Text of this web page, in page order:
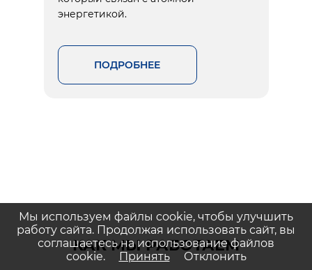
энергетикой.
ПОДРОБНЕЕ
КАК МЫ РАБОТАЕМ
Мы используем файлы cookie, чтобы улучшить
работу сайта. Продолжая использовать сайт, вы
соглашаетесь на использование файлов
cookie.
Принять Отклонить